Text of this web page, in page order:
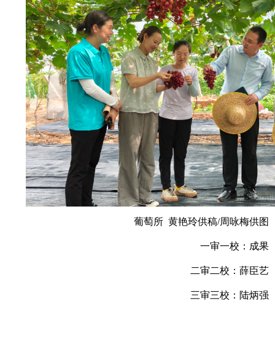
葡萄所 黄艳玲供稿/周咏梅供图
一审一校：成果
二审二校：薛臣艺
三审三校：陆炳强